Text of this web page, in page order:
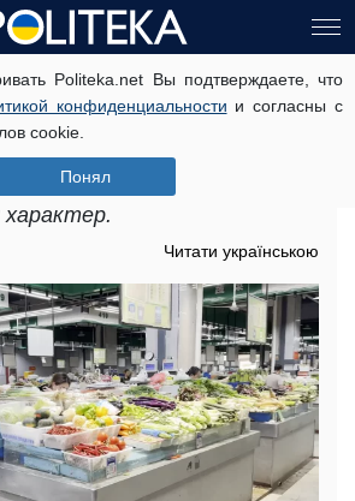
Politeka.net Вы подтверждаете, что
конфиденциальности и согласны с
cookie.
Понял
продуктов в
значительно
в Запорожье носит
Читати українською